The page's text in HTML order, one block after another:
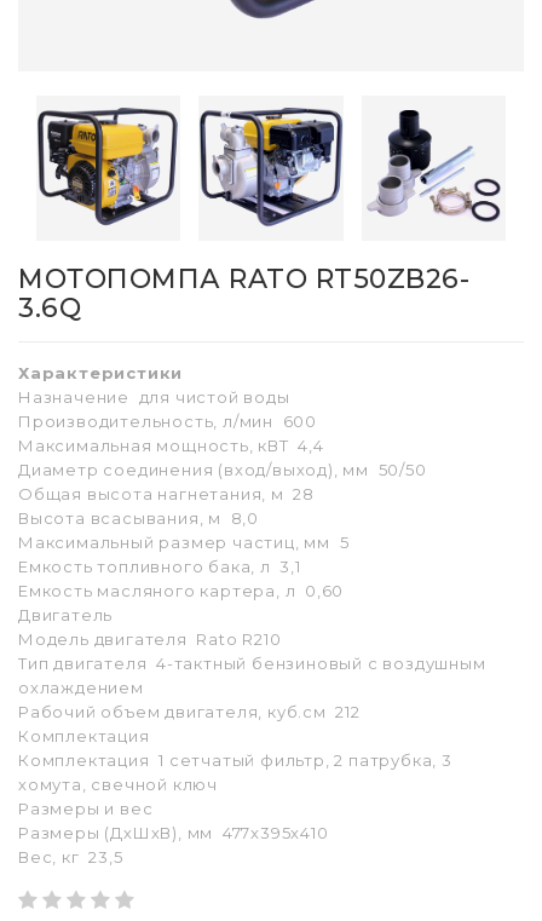
МОТОПОМПА RATO RT50ZB26-
3.6Q
Характеристики
Назначение для чистой воды
Производительность, л/мин 600
Максимальная мощность, кВТ 4,4
Диаметр соединения (вход/выход), мм 50/50
Общая высота нагнетания, м 28
Высота всасывания, м 8,0
Максимальный размер частиц, мм 5
Емкость топливного бака, л 3,1
Емкость масляного картера, л 0,60
Двигатель
Модель двигателя Rato R210
Тип двигателя 4-тактный бензиновый с воздушным
охлаждением
Рабочий объем двигателя, куб.см 212
Комплектация
Комплектация 1 сетчатый фильтр, 2 патрубка, 3
хомута, свечной ключ
Размеры и вес
Размеры (ДхШхВ), мм 477x395x410
Вес, кг 23,5